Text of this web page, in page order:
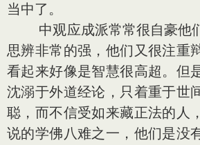
当中了。
中观应成派常常很自豪他
思辨非常的强，他们又很注重
看起来好像是智慧很高超。但
沈溺于外道经论，只着重于世
聪，而不信受如来藏正法的人
说的学佛八难之一，他们是没